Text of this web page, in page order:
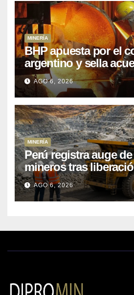
MINERÍA
BHP apuesta por el
argentino y sella
Kobrea para siete
AGO 6, 2026
MINERÍA
Perú registra auge
mineros tras
de mil concesiones
cobre y oro
AGO 6, 2026